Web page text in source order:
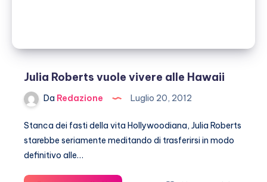
Julia Roberts vuole vivere alle Hawaii
Da Redazione Luglio 20, 2012
Stanca dei fasti della vita Hollywoodiana, Julia Roberts
starebbe seriamente meditando di trasferirsi in modo
definitivo alle…